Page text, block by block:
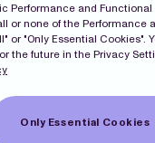
AB
Performance and
or none of the Performance
or "Only Essential Cookies".
the future in the Privacy
Only Essential Cookies